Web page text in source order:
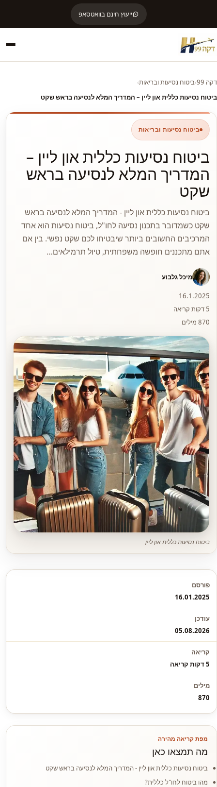
ייעוץ חינם בוואטסאפ
דקה 99 ›ביטוח נסיעות ובריאות›
ביטוח נסיעות כללית און ליין – המדריך המלא לנסיעה בראש שקט
ביטוח נסיעות ובריאות
ביטוח נסיעות כללית און ליין –
המדריך המלא לנסיעה בראש
שקט
ביטוח נסיעות כללית און ליין - המדריך המלא לנסיעה בראש
שקט כשמדובר בתכנון נסיעה לחו"ל, ביטוח נסיעות הוא אחד
המרכיבים החשובים ביותר שיבטיחו לכם שקט נפשי. בין אם
אתם מתכננים חופשה משפחתית, טיול תרמילאים…
מיכל גלבוע
16.1.2025
5 דקות קריאה
870 מילים
ביטוח נסיעות כללית און ליין
מפת קריאה מהירה
מה תמצאו כאן
ביטוח נסיעות כללית און ליין - המדריך המלא לנסיעה בראש שקט
מהו ביטוח לחו"ל כללית?
פורסם
16.01.2025
עודכן
05.08.2026
קריאה
5 דקות קריאה
מילים
870